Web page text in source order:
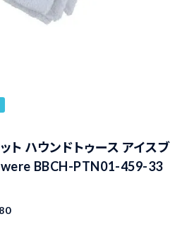
ト ハウンドトゥース アイスブ
BBCH-PTN01-459-33